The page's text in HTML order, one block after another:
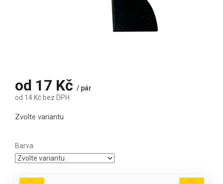
od 17 Kč / pár
od 14 Kč bez DPH
Zvolte variantu
Barva